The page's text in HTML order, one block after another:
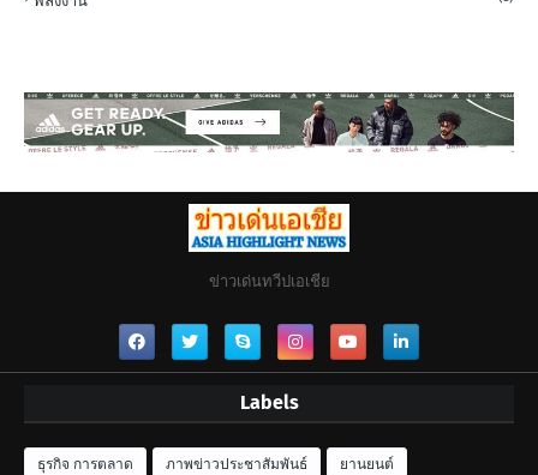
ข่าวเด่นทวีปเอเชีย
Labels
ธุรกิจ การตลาด ภาพข่าวประชาสัมพันธ์ ยานยนต์